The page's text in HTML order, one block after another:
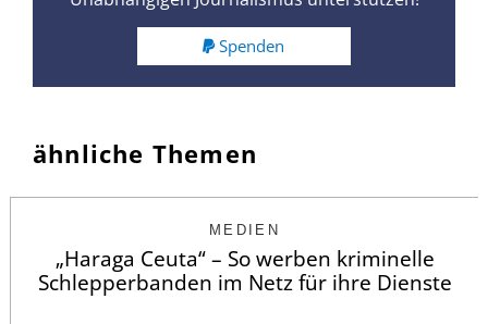
Spenden
ähnliche Themen
MEDIEN
„Haraga Ceuta“ – So werben kriminelle
Schlepperbanden im Netz für ihre Dienste